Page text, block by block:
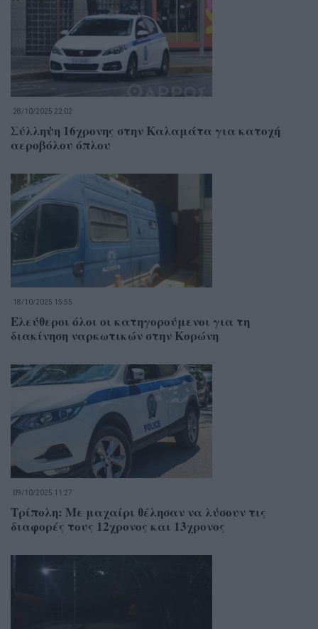
28/10/2025 22:02
Σύλληψη 16χρονης στην Καλαμάτα για κατοχή
αεροβόλου όπλου
18/10/2025 15:55
Ελεύθεροι όλοι οι κατηγορούμενοι για τη
διακίνηση ναρκωτικών στην Κορώνη
09/10/2025 11:27
Τρίπολη: Με μαχαίρι θέλησαν να λύσουν τις
διαφορές τους 12χρονος και 13χρονος